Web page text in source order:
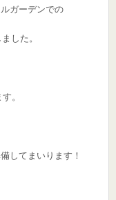
ガーデンでの
した。
。
してまいります！